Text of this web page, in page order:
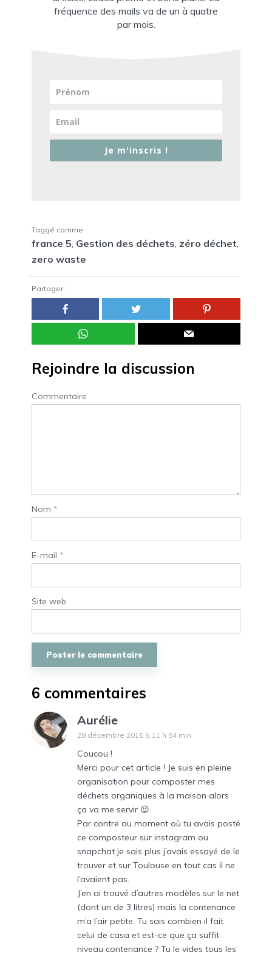
fréquence des mails va de un à quatre
par mois.
Je m'inscris !
Taggé comme
france 5 Gestion des déchets zéro déchet
zero waste
Partager :
Rejoindre la discussion
Commentaire
Nom *
E-mail *
Site web
6 commentaires
Aurélie
28 décembre 2016 à 11 h 54 min
Coucou !
Merci pour cet article ! Je suis en pleine
organisation pour composter mes
déchets organiques à la maison alors
ça va me servir 😉
Par contre au moment où tu avais posté
ce composteur sur instagram ou
snapchat je sais plus j’avais essayé de le
trouver et sur Toulouse en tout cas il ne
l’avaient pas.
J’en ai trouvé d’autres modèles sur le net
(dont un de 3 litres) mais la contenance
m’a l’air petite. Tu sais combien il fait
celui de casa et est-ce que ça suffit
niveau contenance ? Tu le vides tous les